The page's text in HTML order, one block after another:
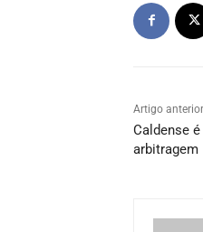
Artigo anterior
Caldense
arbitragem